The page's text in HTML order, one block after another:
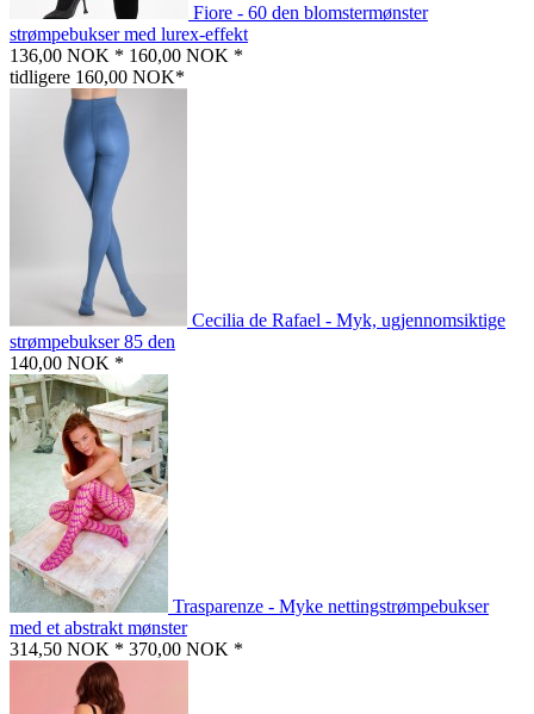
Fiore - 60 den blomstermønster
strømpebukser med lurex-effekt
136,00 NOK * 160,00 NOK *
tidligere 160,00 NOK*
Cecilia de Rafael - Myk, ugjennomsiktige
strømpebukser 85 den
140,00 NOK *
Trasparenze - Myke nettingstrømpebukser
med et abstrakt mønster
314,50 NOK * 370,00 NOK *